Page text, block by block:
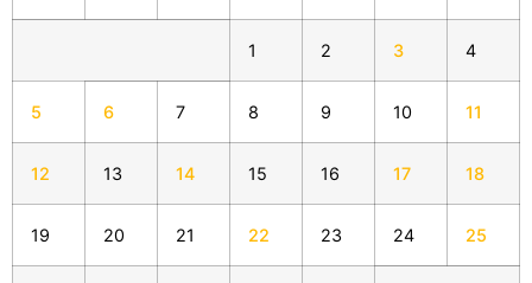
1 2 3 4
5 6 7 8 9 10 11
12 13 14 15 16 17 18
19 20 21 22 23 24 25